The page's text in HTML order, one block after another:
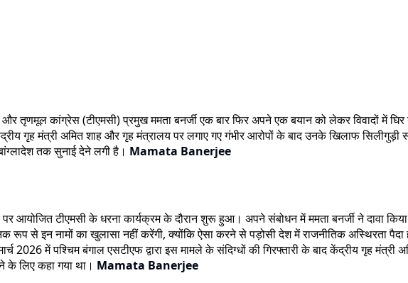
और तृणमूल कांग्रेस (टीएमसी) प्रमुख ममता बनर्जी एक बार फिर अपने एक बयान को लेकर विवादों में
गृह मंत्री अमित शाह और गृह मंत्रालय पर लगाए गए गंभीर आरोपों के बाद उनके खिलाफ
तक सुनाई देने लगी है। Mamata Banerjee
आयोजित टीएमसी के धरना कार्यक्रम के दौरान शुरू हुआ। अपने संबोधन में ममता बनर्जी ने दावा
रूप से इन नामों का खुलासा नहीं करेंगी, क्योंकि ऐसा करने से पड़ोसी देश में राजनीतिक अस्थिरता
2026 में पश्चिम बंगाल एसटीएफ द्वारा इस मामले के संदिग्धों की गिरफ्तारी के बाद केंद्रीय गृह
के लिए कहा गया था। Mamata Banerjee